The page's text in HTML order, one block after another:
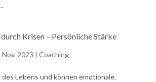
Krisen – Persönliche Stärke
Nov. 2023 | Coaching
Lebens und können emotionale,